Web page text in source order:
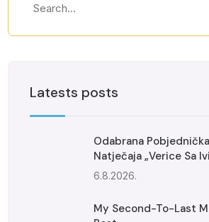
Latests posts
Odabrana
Natječaja „Verice Sa
6.8.2026.
My Second-To-Last